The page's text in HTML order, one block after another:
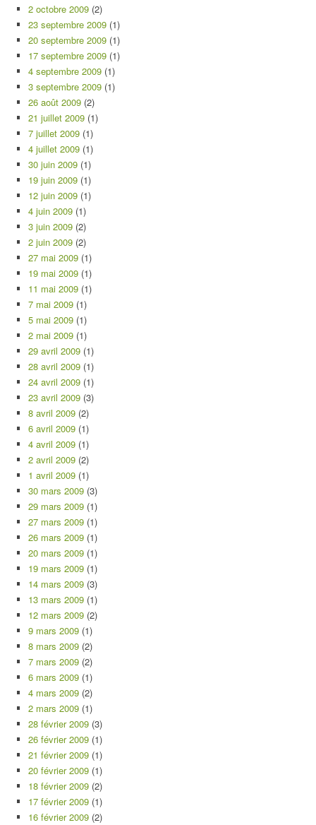
2 octobre 2009 (2)
23 septembre 2009 (1)
20 septembre 2009 (1)
17 septembre 2009 (1)
4 septembre 2009 (1)
3 septembre 2009 (1)
26 août 2009 (2)
21 juillet 2009 (1)
7 juillet 2009 (1)
4 juillet 2009 (1)
30 juin 2009 (1)
19 juin 2009 (1)
12 juin 2009 (1)
4 juin 2009 (1)
3 juin 2009 (2)
2 juin 2009 (2)
27 mai 2009 (1)
19 mai 2009 (1)
11 mai 2009 (1)
7 mai 2009 (1)
5 mai 2009 (1)
2 mai 2009 (1)
29 avril 2009 (1)
28 avril 2009 (1)
24 avril 2009 (1)
23 avril 2009 (3)
8 avril 2009 (2)
6 avril 2009 (1)
4 avril 2009 (1)
2 avril 2009 (2)
1 avril 2009 (1)
30 mars 2009 (3)
29 mars 2009 (1)
27 mars 2009 (1)
26 mars 2009 (1)
20 mars 2009 (1)
19 mars 2009 (1)
14 mars 2009 (3)
13 mars 2009 (1)
12 mars 2009 (2)
9 mars 2009 (1)
8 mars 2009 (2)
7 mars 2009 (2)
6 mars 2009 (1)
4 mars 2009 (2)
2 mars 2009 (1)
28 février 2009 (3)
26 février 2009 (1)
21 février 2009 (1)
20 février 2009 (1)
18 février 2009 (2)
17 février 2009 (1)
16 février 2009 (2)